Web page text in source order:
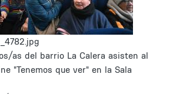
as del barrio La Calera asisten al
"Tenemos que ver" en la Sala